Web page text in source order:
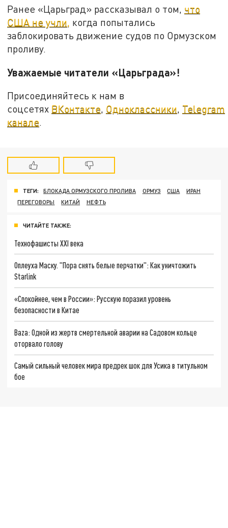
Ранее «Царьград» рассказывал о том, что
США не учли, когда попытались
заблокировать движение судов по Ормузском
проливу.
Уважаемые читатели «Царьграда»!
Присоединяйтесь к нам в
соцсетях ВКонтакте, Одноклассники, Telegram
канале.
ТЕГИ: БЛОКАДА ОРМУЗСКОГО ПРОЛИВА ОРМУЗ США
ИРАН
ПЕРЕГОВОРЫ
КИТАЙ НЕФТЬ
ЧИТАЙТЕ ТАКЖЕ:
Технофашисты XXI века
Оплеуха Маску. "Пора снять белые перчатки": Как уничтожить
Starlink
«Спокойнее, чем в России»: Русскую поразил уровень
безопасности в Китае
Baza: Одной из жертв смертельной аварии на Садовом кольце
оторвало голову
Самый сильный человек мира предрек шок для Усика в титульном
бое